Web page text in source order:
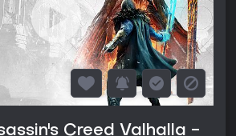
Creed Valhalla -